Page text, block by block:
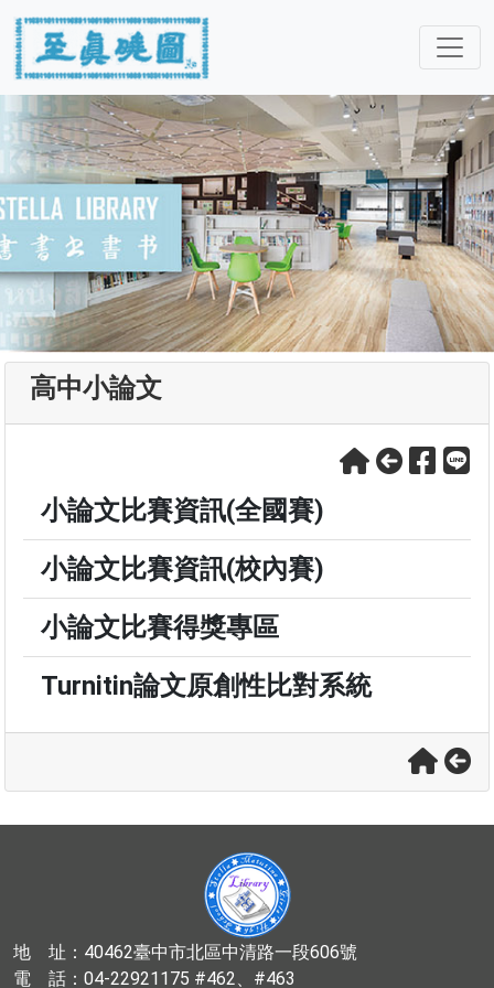
高中小論文
小論文比賽資訊(全國賽)
小論文比賽資訊(校內賽)
小論文比賽得獎專區
Turnitin論文原創性比對系統
地 址：40462臺中市北區中清路一段606號
電 話：04-22921175 #462、#463